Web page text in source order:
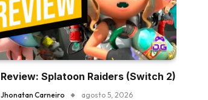
Review: Splatoon Raiders (Switch 2)
Jhonatan Carneiro
agosto 5, 2026